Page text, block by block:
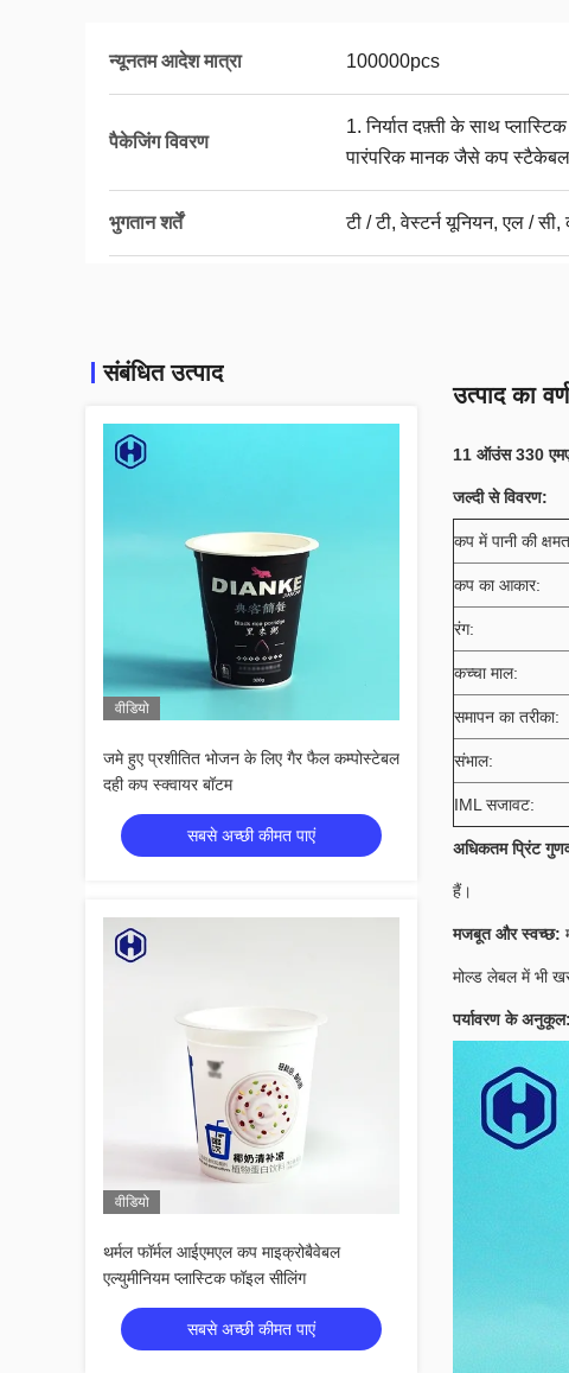
न्यूनतम आदेश मात्रा 100000pcs
पैकेजिंग विवरण
1. निर्यात दफ़्ती के साथ
पारंपरिक मानक जैसे कप
भुगतान शर्तें टी / टी, वेस्टर्न यूनियन, एल / सी,
संबंधित उत्पाद
वीडियो
जमे हुए प्रशीतित भोजन के लिए गैर फैल कम्पोस्टेबल
दही कप स्क्वायर बॉटम
सबसे अच्छी कीमत पाएं
वीडियो
थर्मल फॉर्मल आईएमएल कप माइक्रोबैवेबल
एल्युमीनियम प्लास्टिक फॉइल सीलिंग
सबसे अच्छी कीमत पाएं
उत्पाद का
11 ऑउंस 330
जल्दी से विवरण:
कप में पानी की
कप का आकार:
रंग:
कच्चा माल:
समापन का तरीका:
संभाल:
IML सजावट:
अधिकतम प्रिंट
हैं।
मजबूत और स्वच्छ:
मोल्ड लेबल में भी
पर्यावरण के अनुकूल: